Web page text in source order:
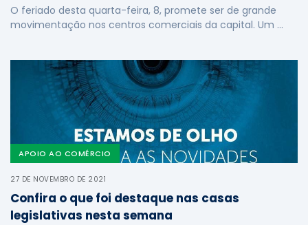
O feriado desta quarta-feira, 8, promete ser de grande
movimentação nos centros comerciais da capital. Um …
APOIO AO COMÉRCIO
27 DE NOVEMBRO DE 2021
Confira o que foi destaque nas casas
legislativas nesta semana